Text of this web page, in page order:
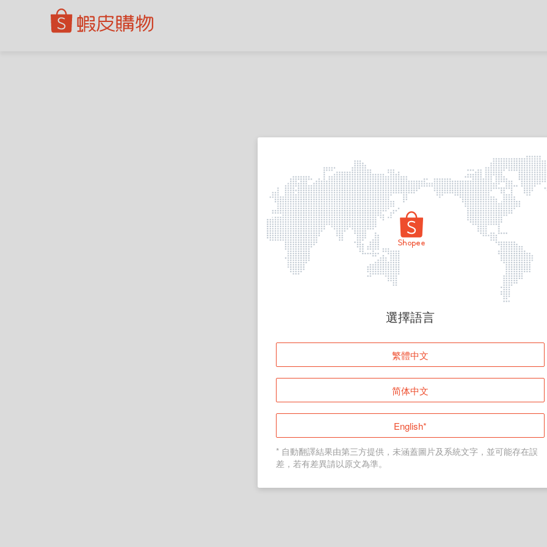
頁面無法顯示
登入
返回首頁
選擇語言
繁體中文
简体中文
English*
* 自動翻譯結果由第三方提供，未涵蓋圖片及系統文字，並可能存在誤
差，若有差異請以原文為準。